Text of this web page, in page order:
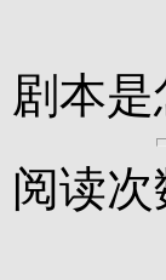
剧本是
阅读次